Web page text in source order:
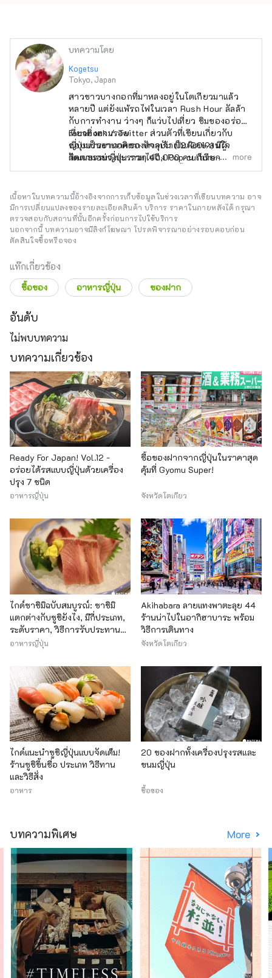
บทความโดย
Kogetsu
Tokyo, Japan
สาวชาวบางกอกที่มาหลงอยู่ในโตเกียวมาแล้ว
หลายปี แต่ยังแพ้รถไฟในเวลา Rush Hour ลัลล้า
กับการทำงาน ว่างๆ ก็แว่บไปเที่ยว ชิมของอร่อย
เที่ยวติ่งตามรอย
ชอบบรรยากาศของศาลเจ้าเป็นพิเศษ สนใจ
วัฒนธรรมญี่ปุ่น รวมไปถึง Pop culture~♥
เจอแมวเป็นไม่ได้ ต้องทักทายเหมียวๆ ใส่ประจำ
เรื่องอายุ ...) ชอบงานขีดๆ เขียนๆ เลยมาเป็น
บรรณาธิการเว็บไซต์
Facebook / Twitter ส่วนตัวที่เขียนเกี่ยวกับ
ญี่ปุ่นเป็นงานอดิเรก ปัจจุบัน (12/2019) มีผู้
ติดตามอย่างละราวๆ 40,000 คน ก็เรียกว่าเป็น
บล๊อกเกอร์ตัวจ้อยๆ ได้ ... ล่ะมั้ง?
more
เนื้อหาในบทความนี้อ้างอิงจากการเก็บข้อมูลในช่วงเวลาที่เขียนบทความ อาจ
มีการเปลี่ยนแปลงของรายละเอียดสินค้า บริการ ราคาในภายหลังได้ กรุณา
ตรวจสอบกับสถานที่นั้นอีกครั้งก่อนการไปใช้บริการ
นอกจากนี้ บทความอาจมีลิงก์โฆษณา โปรดพิจารณาอย่างรอบคอบก่อน
ตัดสินใจซื้อหรือจอง
แท๊กเกี่ยวข้อง
ซื้อของ อาหารญี่ปุ่น ของฝาก
อันดับ
ไม่พบบทความ
บทความเกี่ยวข้อง
Ready For Japan! Vol.12 -
อร่อยได้รสแบบญี่ปุ่นด้วยเครื่อง
ปรุง 7 ชนิด
อาหารญี่ปุ่น
ซื้อของฝากจากญี่ปุ่นในราคาสุด
คุ้มที่ Gyomu Super!
จังหวัดโตเกียว
ไกด์ซาชิมิฉบับสมบูรณ์: ซาชิมิ
แตกต่างกับซูชิยังไง, มีกี่ประเภท,
ระดับราคา, วิธีการรับประทาน
และอื่นๆ
อาหารญี่ปุ่น
Akihabara ลายแทงพาตะลุย 44
ร้านน่าไปในอากิฮาบาระ พร้อม
วิธีการเดินทาง
จังหวัดโตเกียว
ไกด์แนะนำซูชิญี่ปุ่นแบบจัดเต็ม!
ร้านซูชิขึ้นชื่อ ประเภท วิธีทาน
และวิธีสั่ง
อาหาร
20 ของฝากทั้งเครื่องปรุงรสและ
ขนมญี่ปุ่น
ซื้อของ
บทความพิเศษ More